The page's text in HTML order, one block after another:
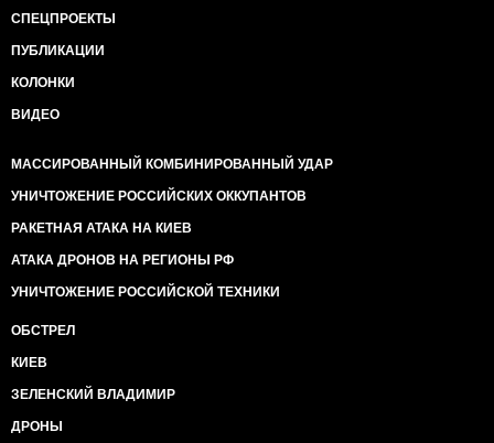
СПЕЦПРОЕКТЫ
ПУБЛИКАЦИИ
КОЛОНКИ
ВИДЕО
МАССИРОВАННЫЙ КОМБИНИРОВАННЫЙ УДАР
УНИЧТОЖЕНИЕ РОССИЙСКИХ ОККУПАНТОВ
РАКЕТНАЯ АТАКА НА КИЕВ
АТАКА ДРОНОВ НА РЕГИОНЫ РФ
УНИЧТОЖЕНИЕ РОССИЙСКОЙ ТЕХНИКИ
ОБСТРЕЛ
КИЕВ
ЗЕЛЕНСКИЙ ВЛАДИМИР
ДРОНЫ